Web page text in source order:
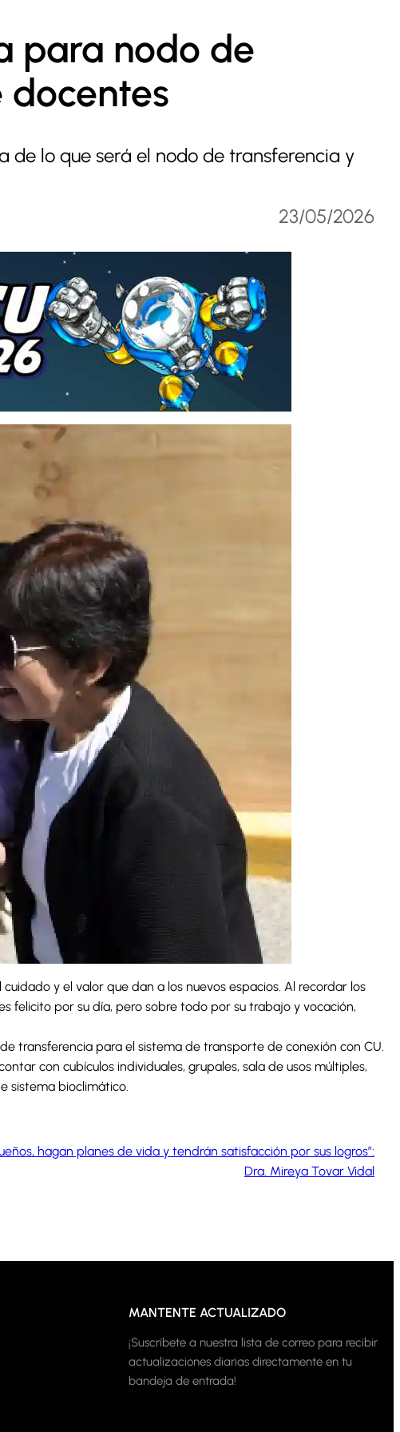
para nodo de
de lo que será el nodo de transferencia y
23/05/2026
y el valor que dan a los nuevos espacios. Al recordar los
felicito por su día, pero sobre todo por su trabajo y vocación,
transferencia para el sistema de transporte de conexión con CU.
con cubículos individuales, grupales, sala de usos múltiples,
sistema bioclimático.
hagan planes de vida y tendrán satisfacción por sus logros”:
Dra. Mireya Tovar Vidal
MANTENTE ACTUALIZADO
¡Suscríbete a nuestra lista de correo para recibir
actualizaciones diarias directamente en tu
bandeja de entrada!